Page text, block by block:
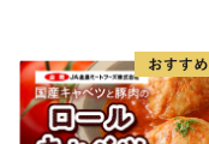
の貴重な資産であ
対策事業、基幹産
きます。